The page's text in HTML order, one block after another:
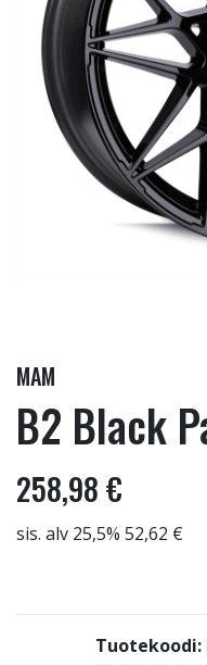
MAM
B2 Black
258,98 €
sis. alv 25,5% 52,62 €
Tuotekoodi: